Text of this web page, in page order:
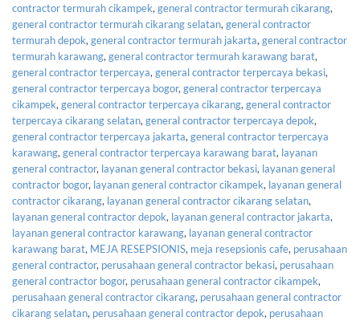
contractor termurah cikampek, general contractor termurah cikarang,
general contractor termurah cikarang selatan, general contractor
termurah depok, general contractor termurah jakarta, general contractor
termurah karawang, general contractor termurah karawang barat,
general contractor terpercaya, general contractor terpercaya bekasi,
general contractor terpercaya bogor, general contractor terpercaya
cikampek, general contractor terpercaya cikarang, general contractor
terpercaya cikarang selatan, general contractor terpercaya depok,
general contractor terpercaya jakarta, general contractor terpercaya
karawang, general contractor terpercaya karawang barat, layanan
general contractor, layanan general contractor bekasi, layanan general
contractor bogor, layanan general contractor cikampek, layanan general
contractor cikarang, layanan general contractor cikarang selatan,
layanan general contractor depok, layanan general contractor jakarta,
layanan general contractor karawang, layanan general contractor
karawang barat, MEJA RESEPSIONIS, meja resepsionis cafe, perusahaan
general contractor, perusahaan general contractor bekasi, perusahaan
general contractor bogor, perusahaan general contractor cikampek,
perusahaan general contractor cikarang, perusahaan general contractor
cikarang selatan, perusahaan general contractor depok, perusahaan